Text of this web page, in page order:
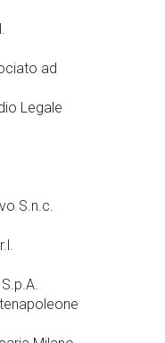
ad
Legale
S.n.c.